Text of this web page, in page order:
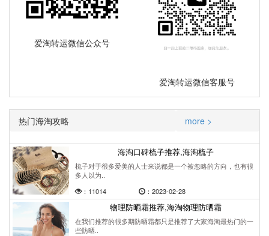
爱淘转运微信公众号
爱淘转运微信客服号
热门海淘攻略 more >
海淘口碑梳子推荐,海淘梳子
梳子对于很多爱美的人士来说都是一个被忽略的方向，也有很
多人以为..
：11014
：2023-02-28
物理防晒霜推荐,海淘物理防晒霜
在我们推荐的很多期防晒霜都只是推荐了大家海淘最热门的一
些防晒..